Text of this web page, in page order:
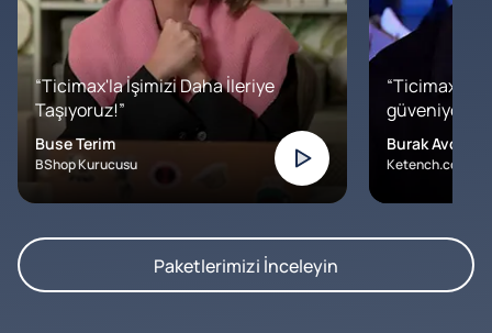
“Ticimax'la İşimizi Daha İleriye
Taşıyoruz!”
Buse Terim
BShop Kurucusu
“Ticimax'a
Burak Avcılar
Ketench.com –
Paketlerimizi İnceleyin